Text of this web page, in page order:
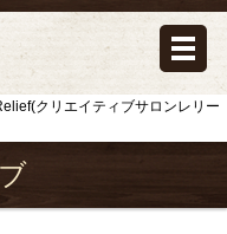
クリエイティブサロンレリー